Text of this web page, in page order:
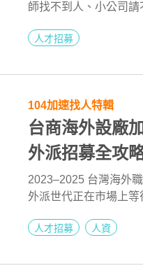
師找不到人、小公司
人」，更是「人才招
人才招募
104加速找人特輯
台商海外設廠
外派招募全攻
2023–2025 台灣海外
外派世代正在市場上
問如何透過主動獵才與
人才招募 人資